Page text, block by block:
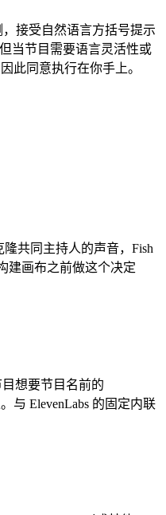
接受自然语言方括号提示
当节目需要语言灵活性或
此同意执行在你手上。
共同主持人的声音，Fish
建画布之前做这个决定
目想要节目名前的
与 ElevenLabs 的固定内联